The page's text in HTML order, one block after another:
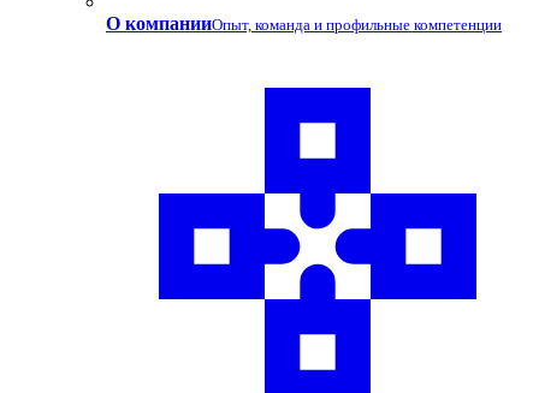
О компанииОпыт, команда и профильные компетенции